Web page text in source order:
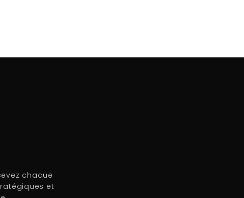
chaque
et